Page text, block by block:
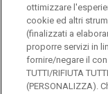
© Università
Largo A. Gemelli
PI 02133120150
ottimizzare
cookie ed altri
(finalizzati a
proporre servizi in
fornire/negare il
TUTTI/RIFIUTA
(PERSONALIZZA).